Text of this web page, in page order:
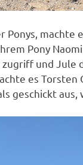
Ponys,
Pony
und Jule
es
geschickt